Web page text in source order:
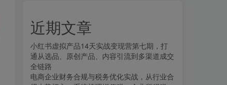
近期文章
小红书虚拟产品14天实战变现营第七期，打
通从选品、原创产品、内容引流到多渠道成交
全链路
电商企业财务合规与税务优化实战，从行业合